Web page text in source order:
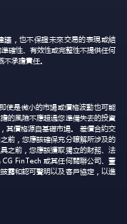
，也不保證未來交易的表現或結
確性、有效性或完整性不提供任何
承擔責任。
使是微小的市場或價格波動也可能
的風險不應超過您準備失去的投資
其價格源自基礎市場。 差價合約交
前，您應該確保充分瞭解所涉及的
之前，您應該獲取獨立的財務、法
FinTech 或其任何關聯公司、董
露和認可聲明以及客戶協定，以進